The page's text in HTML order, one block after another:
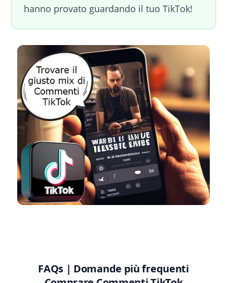
hanno provato guardando il tuo TikTok!
FAQs | Domande più frequenti